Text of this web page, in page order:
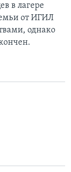
в лагере
от ИГИЛ
однако